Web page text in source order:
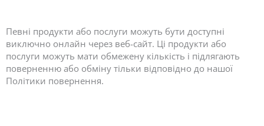
Певні продукти або послуги можуть бути доступні
виключно онлайн через веб-сайт. Ці продукти або
послуги можуть мати обмежену кількість і підлягають
поверненню або обміну тільки відповідно до нашої
Політики повернення.